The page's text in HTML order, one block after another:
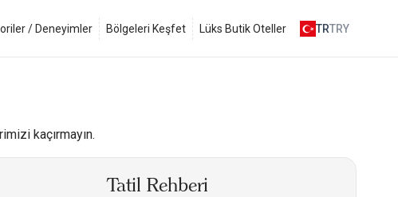
/ Deneyimler Bölgeleri Keşfet Lüks Butik Oteller TRTRY
kaçırmayın.
Tatil Rehberi